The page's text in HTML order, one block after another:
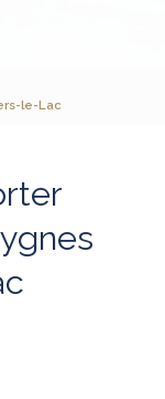
le-Lac